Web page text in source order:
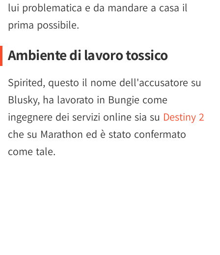
lui problematica e da mandare a casa il
prima possibile.
Ambiente di lavoro tossico
Spirited, questo il nome dell'accusatore su
Blusky, ha lavorato in Bungie come
ingegnere dei servizi online sia su Destiny 2
che su Marathon ed è stato confermato
come tale.